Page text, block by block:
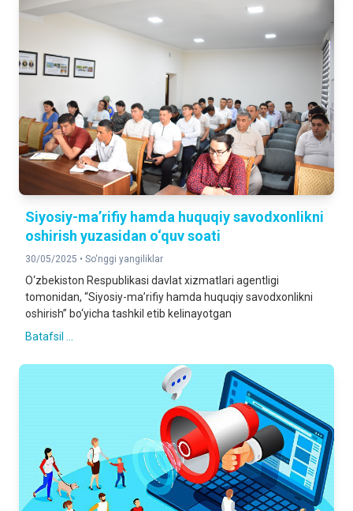
Siyosiy-ma’rifiy hamda huquqiy savodxonlikni
oshirish yuzasidan o‘quv soati
30/05/2025 • So‘nggi yangiliklar
O‘zbekiston Respublikasi davlat xizmatlari agentligi
tomonidan, “Siyosiy-ma’rifiy hamda huquqiy savodxonlikni
oshirish” bo‘yicha tashkil etib kelinayotgan
Batafsil ...